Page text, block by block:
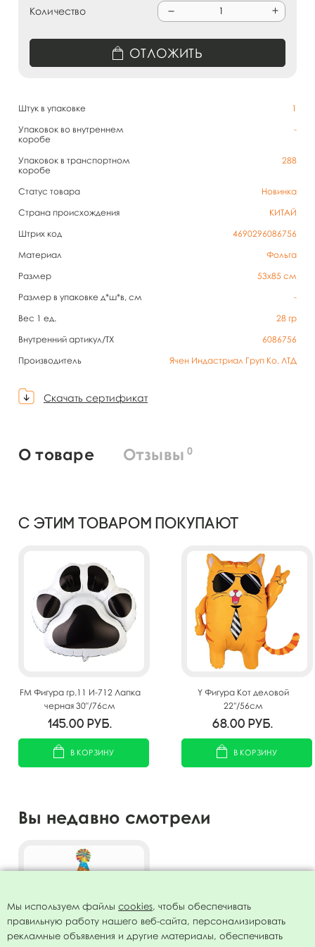
Штук в упаковке
1
Упаковок во внутреннем
коробе
-
Упаковок в транспортном
коробе
288
Статус товара
Новинка
Страна происхождения
КИТАЙ
Штрих код
4690296086756
Материал
Фольга
Размер
53х85 см
Размер в упаковке д*ш*в, см
-
Вес 1 ед.
28 гр
Внутренний артикул/TX
6086756
Производитель
Ячен Индастриал Груп Ко, ЛТД
Скачать сертификат
Количество
ОТЛОЖИТЬ
О товаре Отзывы 0
С этим товаром покупают
FM Фигура гр.11 И-712 Лапка
черная 30"/76см
145.00 руб.
В КОРЗИНУ
Y Фигура Кот деловой
22''/56см
68.00 руб.
В КОРЗИНУ
Вы недавно смотрели
Мы используем файлы cookies, чтобы обеспечивать
правильную работу нашего веб-сайта, персонализировать
рекламные объявления и другие материалы, обеспечивать